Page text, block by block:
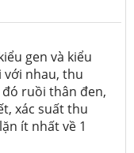
gen và kiểu
với nhau, thu
ruồi thân đen,
xác suất thu
ít nhất về 1